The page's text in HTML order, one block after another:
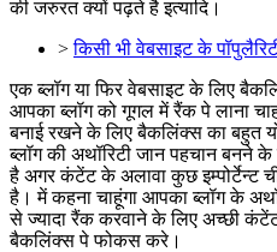
की जरुरत क्यों पढ़ते है इत्यादि।
>किसी भी वेबसाइट के
एक ब्लॉग या फिर वेबसाइट के लिए
आपका ब्लॉग को गूगल में रैंक पे लाना
बनाई रखने के लिए बैकलिंक्स का बहुत
ब्लॉग की अथॉरिटी जान पहचान बनने के
है अगर कंटेंट के अलावा कुछ इम्पोर्टेन्ट
है। में कहना चाहूंगा आपका ब्लॉग के
से ज्यादा रैंक करवाने के लिए अच्छी
बैकलिंक्स पे फोकस करे।